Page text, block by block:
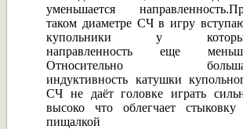
уменьшается
таком диаметре СЧ в игру
купольники у
направленность еще
Относительно
индуктивность катушки
СЧ не даёт головке играть
высоко что облегчает
пищалкой